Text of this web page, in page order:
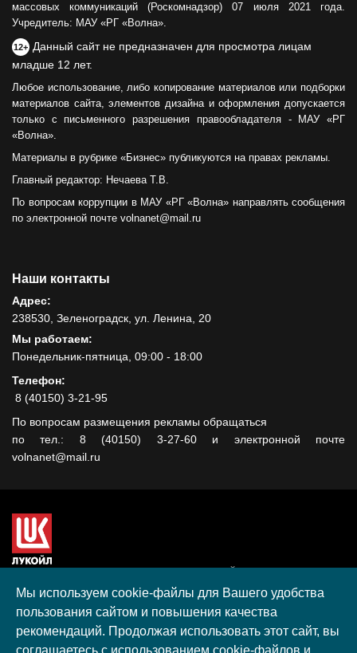
массовых коммуникаций (Роскомнадзор) 07 июля 2021 года.
Учредитель: МАУ «РГ «Волна».
12+ Данный сайт не предназначен для просмотра лицам
младше 12 лет.
Любое использование, либо копирование материалов или подборки
материалов сайта, элементов дизайна и оформления допускается
только с письменного разрешения правообладателя - МАУ «РГ
«Волна».
Материалы в рубрике «Бизнес» публикуются на правах рекламы.
Главный редактор: Нечаева Т.В.
По вопросам коррупции в МАУ «РГ «Волна» направлять сообщения
по электронной почте volnanet@mail.ru
Наши контакты
Адрес:
238530, Зеленоградск, ул. Ленина, 20
Мы работаем:
Понедельник-пятница, 09:00 - 18:00
Телефон:
8 (40150) 3-21-95
По вопросам размещения рекламы обращаться
по тел.: 8 (40150) 3-27-60 и электронной почте
volnanet@mail.ru
гранта, полученного в рамках XIII Конкурса социальных и
культурных проектов ПАО "ЛУКОЙЛ" на территории
Калининградской области в 2020 году
Согласие на обработку персональных данных
Мы используем cookie-файлы для Вашего удобства
пользования сайтом и повышения качества
рекомендаций. Продолжая использовать этот сайт, вы
соглашаетесь с использованием cookie-файлов и